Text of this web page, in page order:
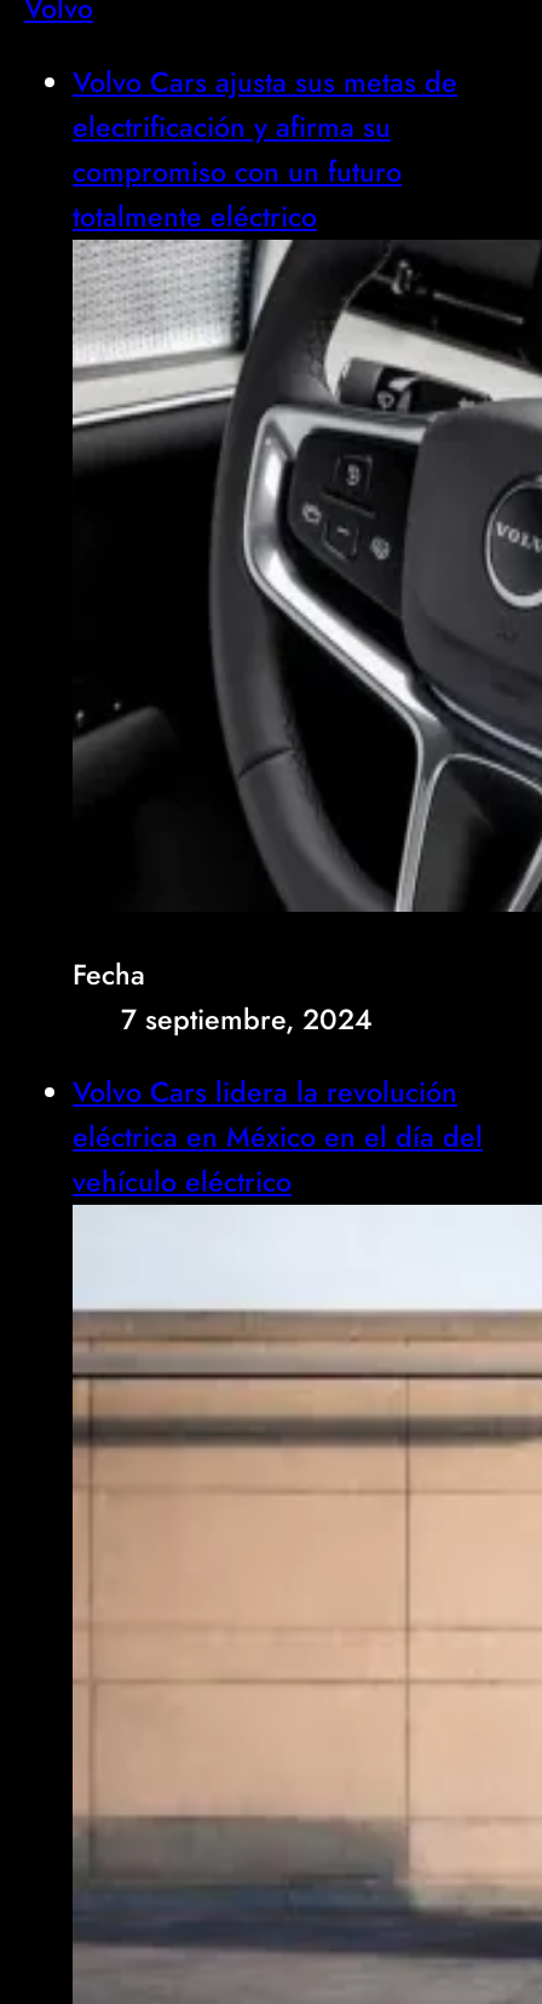
Volvo
Volvo Cars ajusta sus metas de
electrificación y afirma su
compromiso con un futuro
totalmente eléctrico
Fecha
7 septiembre, 2024
Volvo Cars lidera la revolución
eléctrica en México en el día del
vehículo eléctrico